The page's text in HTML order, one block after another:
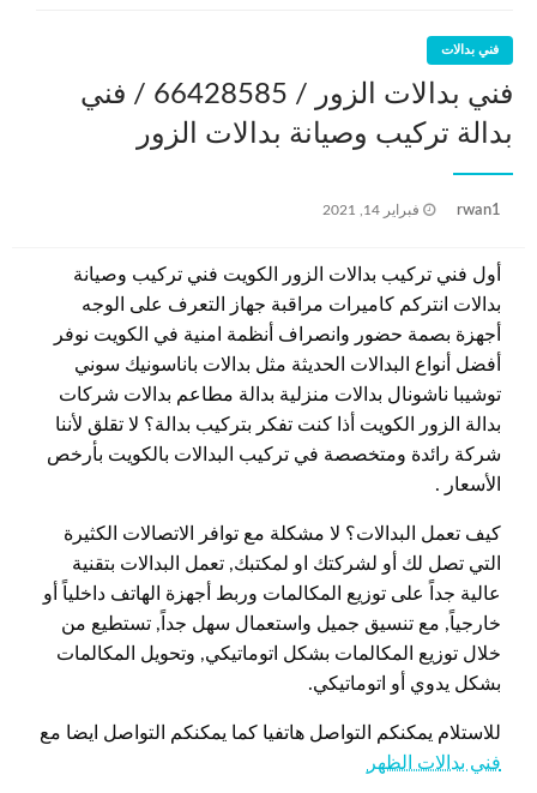
فني بدالات
فني بدالات الزور / 66428585 / فني
بدالة تركيب وصيانة بدالات الزور
rwan1
نُشر
فبراير 14, 2021
أول فني تركيب بدالات الزور الكويت فني تركيب وصيانة
بدالات انتركم كاميرات مراقبة جهاز التعرف على الوجه
أجهزة بصمة حضور وانصراف أنظمة امنية في الكويت نوفر
أفضل أنواع البدالات الحديثة مثل بدالات باناسونيك سوني
توشيبا ناشونال بدالات منزلية بدالة مطاعم بدالات شركات
بدالة الزور الكويت أذا كنت تفكر بتركيب بدالة؟ لا تقلق لأننا
شركة رائدة ومتخصصة في تركيب البدالات بالكويت بأرخص
الأسعار .
كيف تعمل البدالات؟ لا مشكلة مع توافر الاتصالات الكثيرة
التي تصل لك أو لشركتك او لمكتبك, تعمل البدالات بتقنية
عالية جداً على توزيع المكالمات وربط أجهزة الهاتف داخلياً أو
خارجياً, مع تنسيق جميل واستعمال سهل جداً, تستطيع من
خلال توزيع المكالمات بشكل اتوماتيكي, وتحويل المكالمات
بشكل يدوي أو اتوماتيكي.
للاستلام يمكنكم التواصل هاتفيا كما يمكنكم التواصل ايضا مع
فني بدالات الظهر